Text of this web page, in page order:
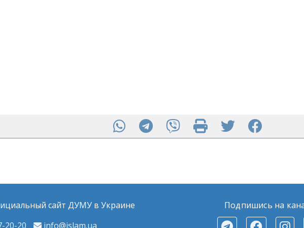
платки
сайт ДУМУ в Украине
20-20
info@islam.ua
Подпишись на